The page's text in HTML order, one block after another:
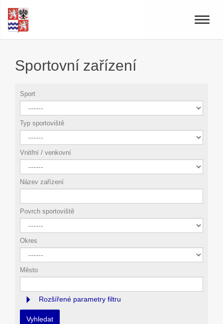
Toggle
Sportovní zařízení
Sport
Typ sportoviště
Vnitřní / venkovní
Název zařízení
Povrch sportoviště
Okres
Město
Rozšířené parametry filtru
Vyhledat